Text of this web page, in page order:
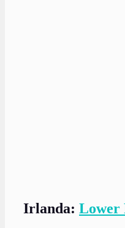
Irlanda: Lower